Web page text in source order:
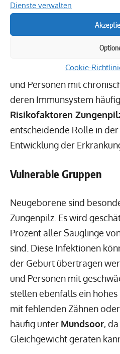
Dienste verwalten
Cookie-
Die Pilzinfektion auf der
albicans verursacht,
vulnerable Gruppen
insbesondere
und Personen mit
deren Immunsystem
Risikofaktoren
entscheidende Rolle in
Entwicklung der
Vulnerable Gruppen
Neugeborene sind
Zungenpilz. Es wird
Prozent aller Säuglinge
sind. Diese Infektionen
der Geburt übertragen
und Personen mit
stellen ebenfalls ein
mit fehlenden Zähnen
häufig unter Mundsoor,
Gleichgewicht geraten